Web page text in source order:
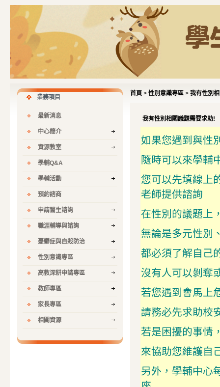
業務項目
最新消息
中心簡介
資源教室
學輔Q&A
學輔活動
預約諮商
申請醫生諮詢
職涯輔導與諮詢
憂鬱症與自殺防治
性別意識專區
高教深耕申請專區
教師專區
家長專區
相關資源
首頁 > 性別意識專區 > 我有性別
我有性別相關議題需要求助!
如果您遇到與性
隨時可以來學輔
您可以先填線上
老師提供諮詢
在性別的議題上
無論是多元性別
都必須了解自己
沒有人可以剝奪
若您遇到會馬上
請務必先求助校
若是困擾的事情
來協助您維護自
另外，學輔中心